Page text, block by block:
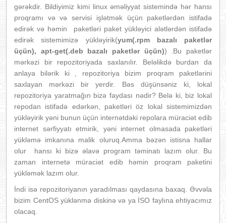
gərəkdir. Bildiyimiz kimi linux əməliyyat sistemində hər hansı
proqramı və və servisi işlətmək üçün paketlərdən istifadə
edirək və həmin paketləri paket yükləyici alətlərdən istifadə
edirək sistemimizə yükləyirik(yum(.rpm bazalı paketlər
üçün), apt-get(.deb bazalı paketlər üçün)) .Bu paketlər
mərkəzi bir repozitoriyada saxlanılır. Beləlikdə burdan da
anlaya bilərik ki , repozitoriya bizim proqram paketlərini
saxlayan mərkəzi bir yerdir. Bəs düşünsəniz ki, lokal
repozitoriya yaratmağın bizə faydası nədir? Belə ki, biz lokal
repodan istifadə edərkən, paketləri öz lokal sistemimizdən
yükləyirik yəni bunun üçün internətdəki repolara müraciət edib
internet sərfiyyatı etmirik, yəni internet olmasada paketləri
yükləmə imkanına malik oluruq.Amma bəzən istisna hallar
olur hansı ki bizə əlavə program təminatı lazım olur. Bu
zaman internetə müraciət edib həmin proqram paketini
yükləmək lazım olur.
İndi isə repozitoriyanın yaradılması qaydasına baxaq. Əvvəla
bizim CentOS yüklənmə diskinə və ya İSO faylına ehtiyacımız
olacaq.